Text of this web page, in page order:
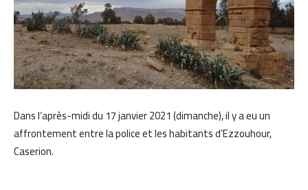
Dans l’après-midi du 17 janvier 2021 (dimanche), il y a eu un
affrontement entre la police et les habitants d’Ezzouhour,
Caserion.